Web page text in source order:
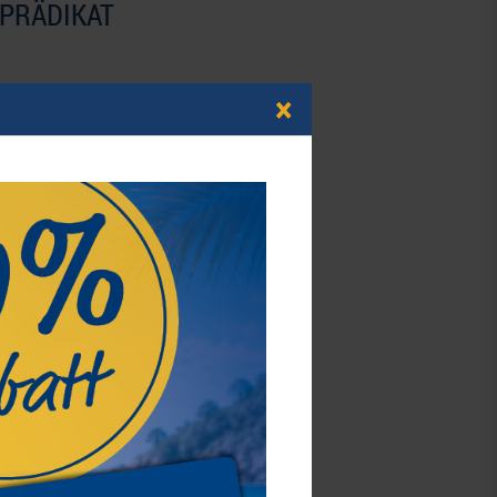
an unseren Lieblingsstücken?
Sammelalbum für bis zu 450
×